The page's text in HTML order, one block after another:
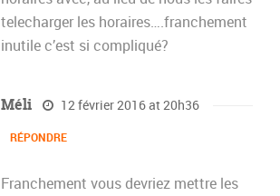
telecharger les horaires….franchement
inutile c’est si compliqué?
Méli 12 février 2016 at 20h36
RÉPONDRE
Franchement vous devriez mettre les